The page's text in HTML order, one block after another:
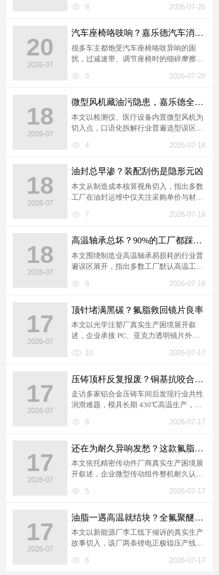
顿...
8 2026-07-20
20
2026-07
汽车座椅咯吱响？嘉乐德汽车消音剂轻松解决
很多车主都饱受汽车座椅咯吱异响的困
扰，过减速带、调节座椅时的细碎摩擦
无法彻...
5 2026-07-20
18
2026-07
微型风机藏油污隐患，嘉乐德全氟聚醚润滑脂护洁净
本文以检测仪、医疗设备内置微型风机为
切入点，口语化拆解行业普遍选型误区：
你...
4 2026-07-18
18
2026-07
油封总早渗？装配刮伤是隐形元凶
本文从制造成本核算视角切入，指出多数
工厂在油封运维中仅关注采购单价与材质
损...
7 2026-07-18
18
2026-07
高温轴承总坏？90%的工厂都踩了润滑脂的隐形坑
本文围绕制造业高温轴承易损耗的行业普
遍误区展开，指出多数工厂默认高温工况
轴...
8 2026-07-18
17
2026-07
顶针堵满黑碳？氟脂救回镜片良率
本文以光学注塑厂真实生产困境展开叙
述，企业承接 PC、亚克力透明镜片外贸
10 2026-07-17
17
2026-07
压铸顶杆反复报废？铜基抗咬合剂守住高温接触面
走访多家铝合金压铸车间后发现行业共性
润滑难题，模具长期 430℃高温生产，普
8 2026-07-17
17
2026-07
还在为耐久异响发愁？这款氟脂牢牢锁住低温升油膜
本文依托精密传动件厂商真实生产困境展
开叙述，企业微型传动组件整机耐久认证
5 2026-07-17
17
2026-07
油脂一遇高温就结块？全氟聚醚润滑脂抗粉尘超耐用
本文以新能源厂李工线下倾诉的真实生产
故事切入，该厂两条锂电正极辊压产线长
6 2026-07-17